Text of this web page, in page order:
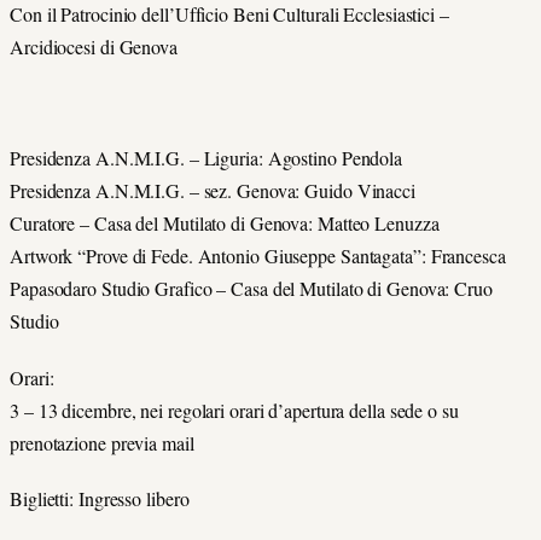
Con il Patrocinio dell’Ufficio Beni Culturali Ecclesiastici –
Arcidiocesi di Genova
Presidenza A.N.M.I.G. – Liguria: Agostino Pendola
Presidenza A.N.M.I.G. – sez. Genova: Guido Vinacci
Curatore – Casa del Mutilato di Genova: Matteo Lenuzza
Artwork “Prove di Fede. Antonio Giuseppe Santagata”: Francesca
Papasodaro Studio Grafico – Casa del Mutilato di Genova: Cruo
Studio
Orari:
3 – 13 dicembre, nei regolari orari d’apertura della sede o su
prenotazione previa mail
Biglietti: Ingresso libero